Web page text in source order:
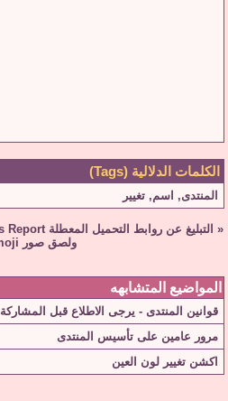
الكلمات الدلالية (Tags)
المنتدى, اسم, تغيير
« التبليغ عن روابط التحميل المعطلة Broken Links Report
ولصق صور Emoji
المواضيع المتشابهه
قوانين المنتدى - يرجى الاطلاع قبل المشاركة
مرور عامين على تأسيس المنتدى
اكشن تغيير لون العين